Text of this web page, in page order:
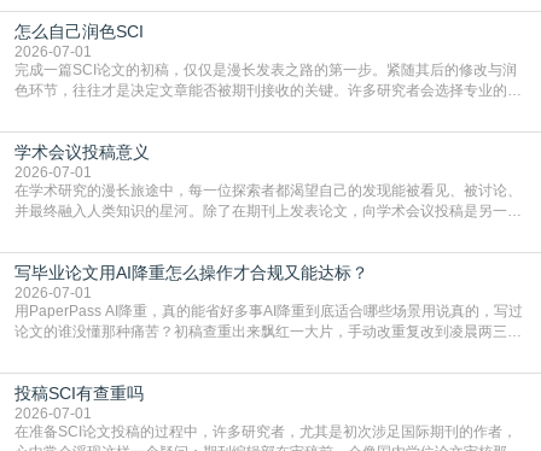
战与困惑。从选题立意到投稿回应，每一步都需要精心的策略与扎实的工作。本
篇AEIC学术交流中心小编就为大家介绍“发SCI文章”。一、精准定位是成功的第
一步发表SCI文章，首要解决的问题是“投
怎么自己润色SCI
2026-07-01
完成一篇SCI论文的初稿，仅仅是漫长发表之路的第一步。紧随其后的修改与润
色环节，往往才是决定文章能否被期刊接收的关键。许多研究者会选择专业的语
质量，更能在此过程中深化对学术写作的理解。如何系统、高效地打磨自己的论
文，使其在语言和学术表达上更符合国际期刊的要求，是每位研究者值得投入学
习的技能。本篇AEIC学术交流中心小编就为大家介
学术会议投稿意义
2026-07-01
在学术研究的漫长旅途中，每一位探索者都渴望自己的发现能被看见、被讨论、
并最终融入人类知识的星河。除了在期刊上发表论文，向学术会议投稿是另一个
广阔学术天地的大门，连接着个体研究与社会网络。本篇AEIC学术交流中心小编
就为大家介绍“学术会议投稿意义”。一、加速研究成果的传播与反馈学术会议通
常具有周期短、时效性强的特点。相比期刊漫长的
写毕业论文用AI降重怎么操作才合规又能达标？
2026-07-01
用PaperPass AI降重，真的能省好多事AI降重到底适合哪些场景用说真的，写过
论文的谁没懂那种痛苦？初稿查重出来飘红一大片，手动改重复改到凌晨两三
到秃头。这时候靠谱的AI降重真的就是救命稻草，选对工具，半天就能搞定你两
三天都做不完的事。不是所有人都需要用AI降重，但如果你符合下面这些场景，
真的可以试试：初稿写完重复率远超要
投稿SCI有查重吗
2026-07-01
在准备SCI论文投稿的过程中，许多研究者，尤其是初次涉足国际期刊的作者，